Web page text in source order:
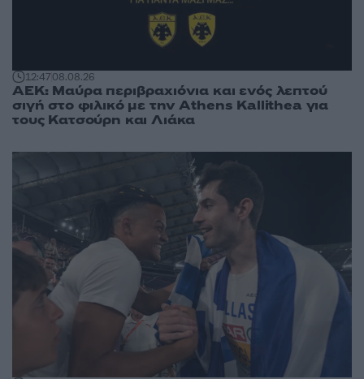
12:4708.08.26
ΑΕΚ: Μαύρα περιβραχιόνια και ενός λεπτού
σιγή στο φιλικό με την Athens Kallithea για
τους Κατσούρη και Λιάκα